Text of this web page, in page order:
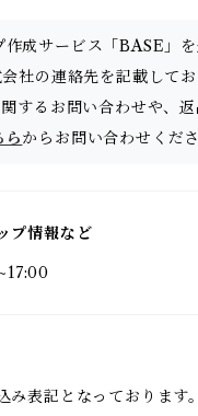
作成サービス「BASE」
社の連絡先を記載してお
るお問い合わせや、返
らからお問い合わせくださ
プ情報など
み表記となっております。